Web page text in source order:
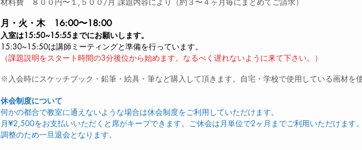
月・火・木 16:00〜18:00
入室は15:50~15:55までにお願いします。
15:30~15:50は講師ミーティングと準備を行っています。
（課題説明をスタート時間の3分後位から始めます。なるべく遅れないように来て下さい。）
※入会時にスケッチブック・鉛筆・絵具・筆など購入して頂きます。自宅・学校で使用している画材を
休会制度について
何かの都合で教室に通えないような場合は休会制度をご利用していただけます。
月¥2,500をお支払いいただくと席がキープできます。ご休会は月単位で2ヶ月までご利用いただけます
調整のため一旦退会となります。